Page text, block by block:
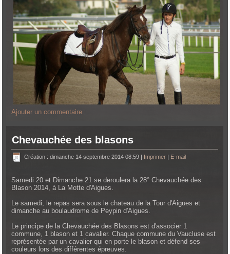
Ajouter un commentaire
Chevauchée des blasons
Création : dimanche 14 septembre 2014 08:59 | Imprimer | E-mail
Samedi 20 et Dimanche 21 se deroulera la 28° Chevauchée des
Blason 2014, à La Motte d'Aigues.
Le samedi, le repas sera sous le chateau de la Tour d'Aigues et
dimanche au boulaudrome de Peypin d'Aigues.
Le principe de la Chevauchée des Blasons est d'associer 1
commune, 1 blason et 1 cavalier. Chaque commune du Vaucluse est
représentée par un cavalier qui en porte le blason et défend ses
couleurs lors des différentes épreuves.